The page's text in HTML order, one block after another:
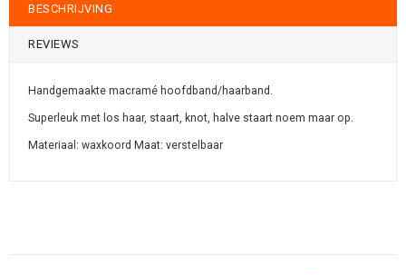
BESCHRIJVING
REVIEWS
Handgemaakte macramé hoofdband/haarband.
Superleuk met los haar, staart, knot, halve staart noem maar op.
Materiaal: waxkoord Maat: verstelbaar